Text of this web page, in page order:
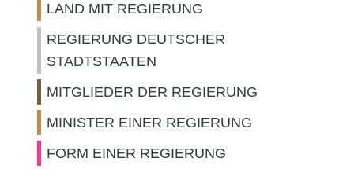
LAND MIT REGIERUNG
REGIERUNG DEUTSCHER
STADTSTAATEN
MITGLIEDER DER REGIERUNG
MINISTER EINER REGIERUNG
FORM EINER REGIERUNG